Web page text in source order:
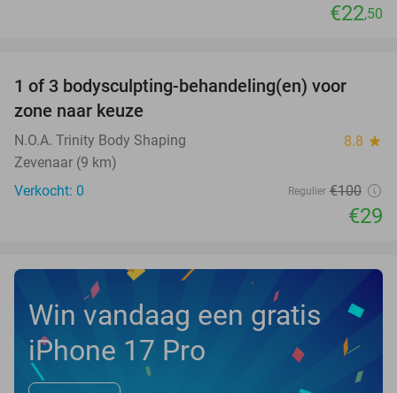
€22,50
71%
TODAY
1 of 3 bodysculpting-behandeling(en) voor
zone naar keuze
N.O.A. Trinity Body Shaping 8.8 star
Zevenaar (9 km)
Verkocht: 0
Regulier €100
€29
Win vandaag een gratis
iPhone 17 Pro